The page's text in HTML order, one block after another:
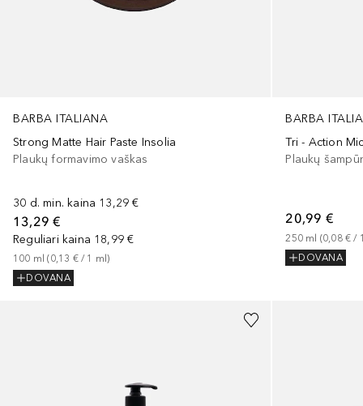
BARBA ITALIANA
Strong Matte Hair Paste Insolia
Plaukų formavimo vaškas
30 d. min. kaina 13,29 €
13,29 €
Reguliari kaina 18,99 €
100 ml (0,13 € / 1 ml)
DOVANA
BARBA
Tri - Action
Plaukų
20,99 €
250 ml (0,08 € /
DOVANA